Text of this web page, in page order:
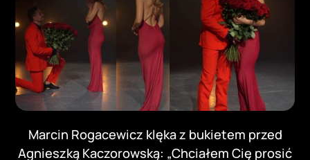
Marcin Rogacewicz klęka z bukietem przed
Agnieszką Kaczorowską: „Chciałem Cię prosić